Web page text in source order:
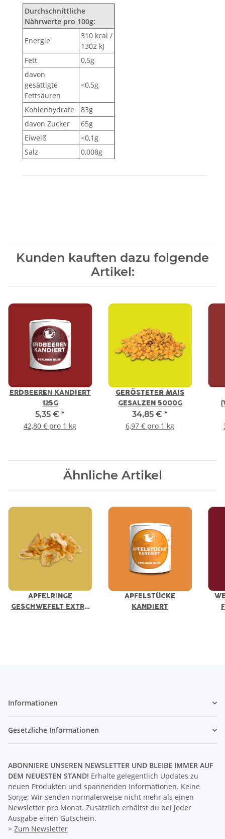
Durchschnittliche
Nährwerte pro 100g:
Energie
310 kcal /
1302 kJ
Fett
0,5g
davon
gesättigte
Fettsäuren
<0,5g
Kohlenhydrate
83g
davon Zucker
65g
Eiweiß
<0,1g
Salz
0,008g
Kunden kauften dazu folgende
Artikel:
ERDBEEREN KANDIERT
125G
5,35 € *
42,80 € pro 1 kg
GERÖSTETER MAIS
GESALZEN 5000G
34,85 € *
6,97 € pro 1 kg
Ähnliche Artikel
APFELRINGE
GESCHWEFELT EXTRA
APFELSTÜCKE
KANDIERT
Informationen
Gesetzliche Informationen
ABONNIERE UNSEREN NEWSLETTER UND BLEIBE IMMER AUF
DEM NEUESTEN STAND! Erhalte gelegentlich Updates zu
neuen Produkten und spannenden Informationen. Keine
Sorge: Wir senden normalerweise nicht mehr als einen
Newsletter pro Monat. Zusätzlich erhältst du bei jeder
Ausgabe einen Gutschein.
> Zum Newsletter